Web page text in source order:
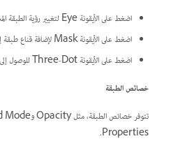
اضغط على الأيقونة Eye لتغيير رؤية الطبقة المحددة.
اضغط على الأيقونة Mask لإضافة قناع طبقة إلى الطبقة المحددة.
اضغط على الأيقونة Three-Dot للوصول إلى العديد من أوامر الطبقة الأخرى.
خصائص الطبقة
Properties.